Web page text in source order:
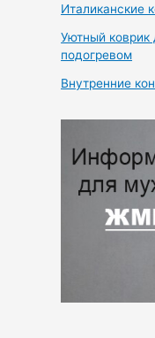
Италиканские
Уютный
подогревом
Внутренние